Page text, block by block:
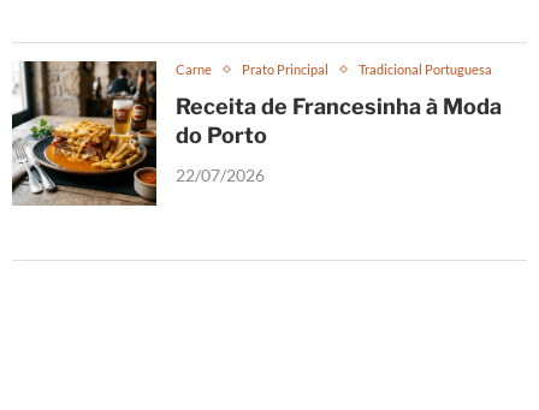
Carne Prato Principal Tradicional Portuguesa
Receita de Francesinha à Moda
do Porto
22/07/2026